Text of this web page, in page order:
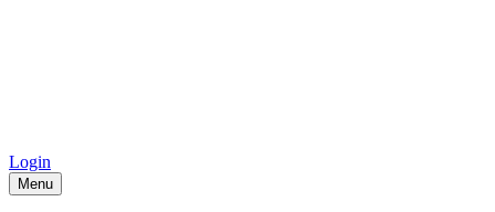
Login
Menu